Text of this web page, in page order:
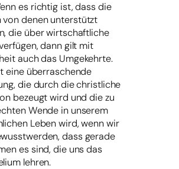
es richtig ist, dass die
von denen unterstützt
die über wirtschaftliche
dann gilt mit
auch das Umgekehrte.
eine überraschende
die durch die christliche
bezeugt wird und die zu
Wende in unserem
Leben wird, wenn wir
dass gerade
es sind, die uns das
lehren.